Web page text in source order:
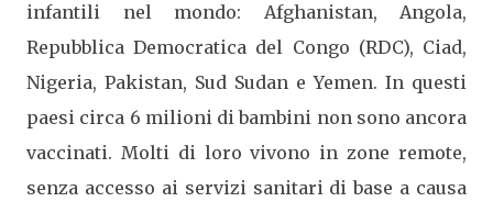
infantili nel mondo: Afghanistan, Angola,
Repubblica Democratica del Congo (RDC), Ciad,
Nigeria, Pakistan, Sud Sudan e Yemen. In questi
paesi circa 6 milioni di bambini non sono ancora
vaccinati. Molti di loro vivono in zone remote,
senza accesso ai servizi sanitari di base a causa